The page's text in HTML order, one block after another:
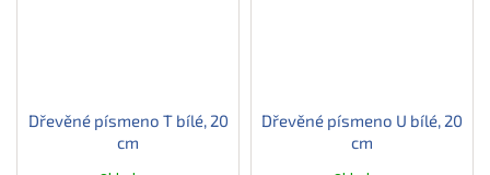
Dřevěné písmeno T bílé, 20
cm
Dřevěné písmeno U bílé, 20
cm